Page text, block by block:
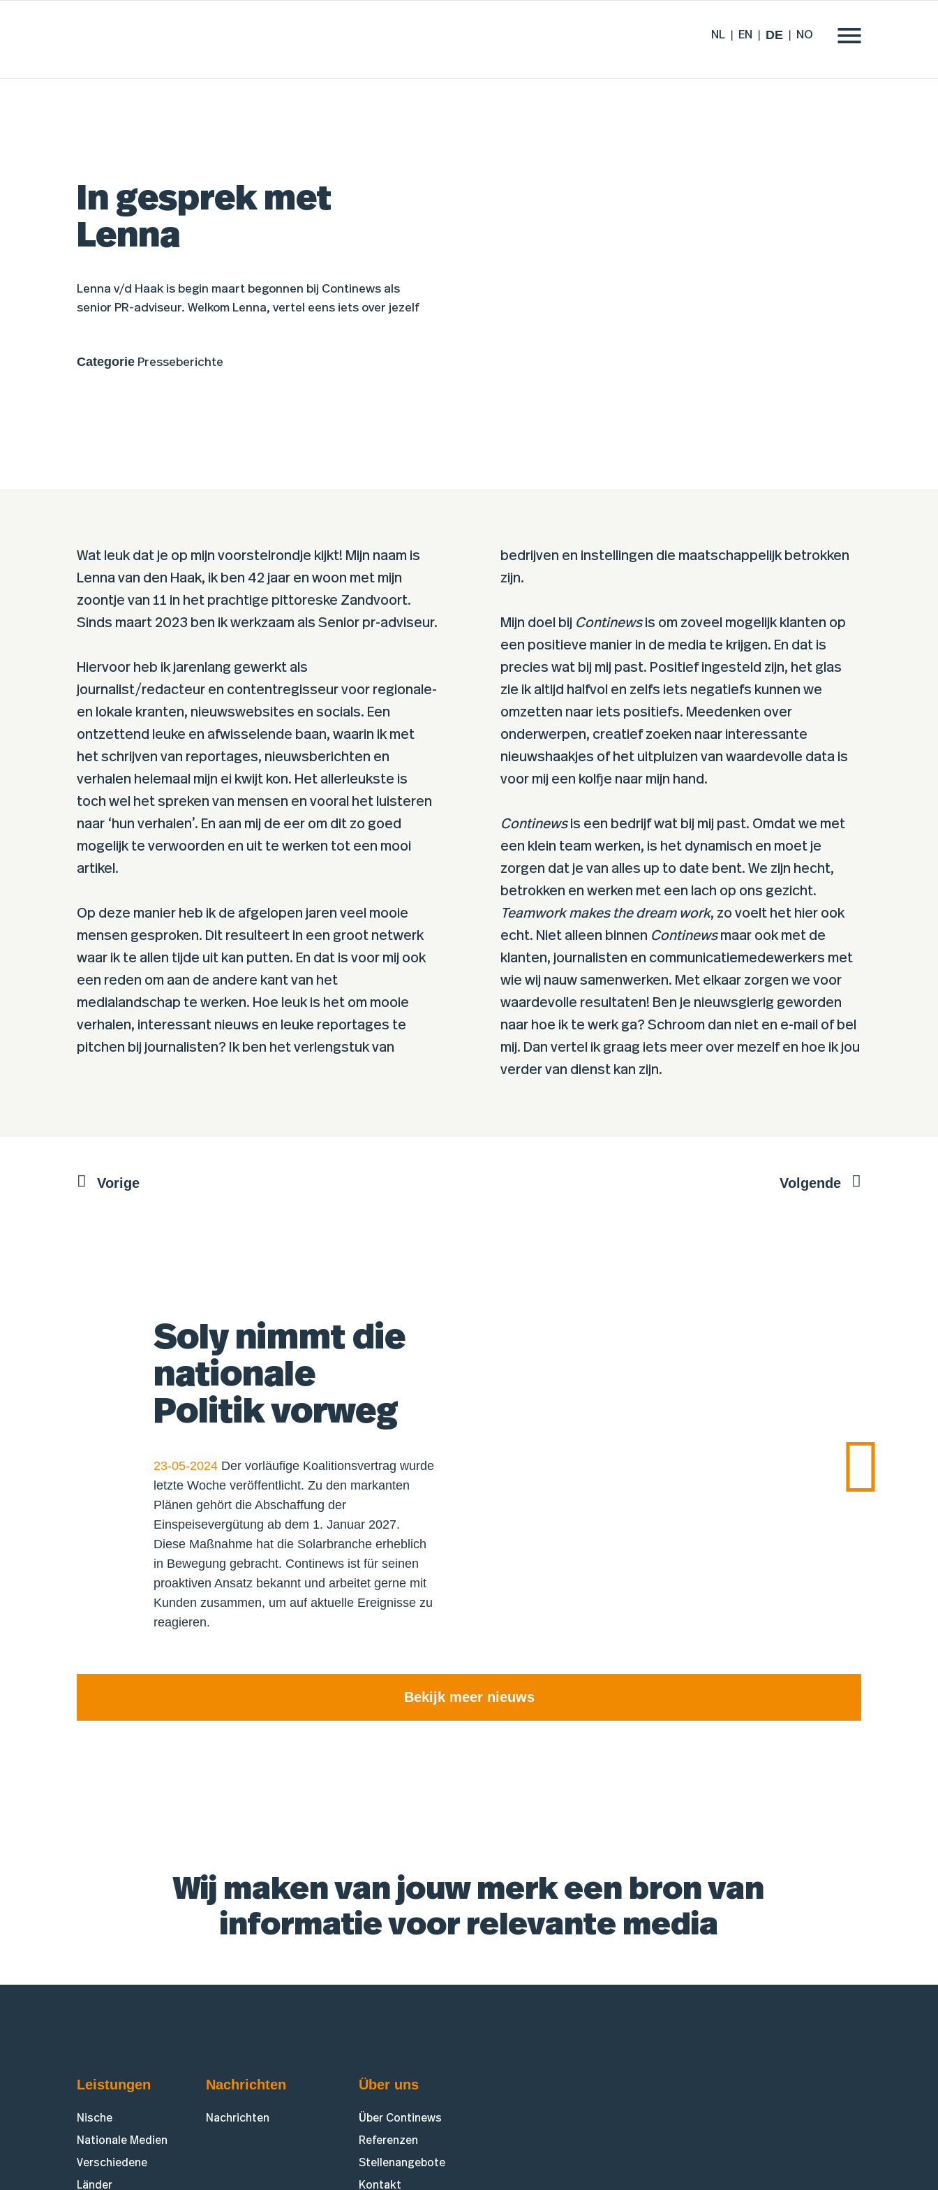
NL EN DE NO
In gesprek met
Lenna
Lenna v/d Haak is begin maart begonnen bij Continews als
senior PR-adviseur. Welkom Lenna, vertel eens iets over jezelf
Categorie Presseberichte
Wat leuk dat je op mijn voorstelrondje kijkt! Mijn naam is
Lenna van den Haak, ik ben 42 jaar en woon met mijn
zoontje van 11 in het prachtige pittoreske Zandvoort.
Sinds maart 2023 ben ik werkzaam als Senior pr-adviseur.
Hiervoor heb ik jarenlang gewerkt als
journalist/redacteur en contentregisseur voor regionale-
en lokale kranten, nieuwswebsites en socials. Een
ontzettend leuke en afwisselende baan, waarin ik met
het schrijven van reportages, nieuwsberichten en
verhalen helemaal mijn ei kwijt kon. Het allerleukste is
toch wel het spreken van mensen en vooral het luisteren
naar ‘hun verhalen’. En aan mij de eer om dit zo goed
mogelijk te verwoorden en uit te werken tot een mooi
artikel.
Op deze manier heb ik de afgelopen jaren veel mooie
mensen gesproken. Dit resulteert in een groot netwerk
waar ik te allen tijde uit kan putten. En dat is voor mij ook
een reden om aan de andere kant van het
medialandschap te werken. Hoe leuk is het om mooie
verhalen, interessant nieuws en leuke reportages te
pitchen bij journalisten? Ik ben het verlengstuk van
bedrijven en instellingen die maatschappelijk betrokken
zijn.
Mijn doel bij Continewsis om zoveel mogelijk klanten op
een positieve manier in de media te krijgen. En dat is
precies wat bij mij past. Positief ingesteld zijn, het glas
zie ik altijd halfvol en zelfs iets negatiefs kunnen we
omzetten naar iets positiefs. Meedenken over
onderwerpen, creatief zoeken naar interessante
nieuwshaakjes of het uitpluizen van waardevolle data is
voor mij een kolfje naar mijn hand.
Continewsis een bedrijf wat bij mij past. Omdat we met
een klein team werken, is het dynamisch en moet je
zorgen dat je van alles up to date bent. We zijn hecht,
betrokken en werken met een lach op ons gezicht.
Teamwork makes the dream work, zo voelt het hier ook
echt. Niet alleen binnen Continewsmaar ook met de
klanten, journalisten en communicatiemedewerkers met
wie wij nauw samenwerken. Met elkaar zorgen we voor
waardevolle resultaten! Ben je nieuwsgierig geworden
naar hoe ik te werk ga? Schroom dan niet en e-mail of bel
mij. Dan vertel ik graag iets meer over mezelf en hoe ik jou
verder van dienst kan zijn.
Vorige Volgende
Soly nimmt die
nationale
Politik vorweg
23-05-2024 Der vorläufige Koalitionsvertrag wurde
letzte Woche veröffentlicht. Zu den markanten
Plänen gehört die Abschaffung der
Einspeisevergütung ab dem 1. Januar 2027.
Diese Maßnahme hat die Solarbranche erheblich
in Bewegung gebracht. Continews ist für seinen
proaktiven Ansatz bekannt und arbeitet gerne mit
Kunden zusammen, um auf aktuelle Ereignisse zu
reagieren.
Bekijk meer nieuws
Wij maken van jouw merk een bron van
informatie voor relevante media
Leistungen
Nische
Nationale Medien
Verschiedene
Länder
Nachrichten
Nachrichten
Über uns
Über Continews
Referenzen
Stellenangebote
Kontakt